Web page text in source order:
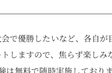
で優勝したいなど、各自
しますので、焦らず楽しみ